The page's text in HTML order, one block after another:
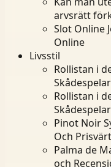
arvsrätt
Slot Online
Online
Livsstil
Rollistan i
Rollistan i
Pinot Noir
Och
Palma de
och